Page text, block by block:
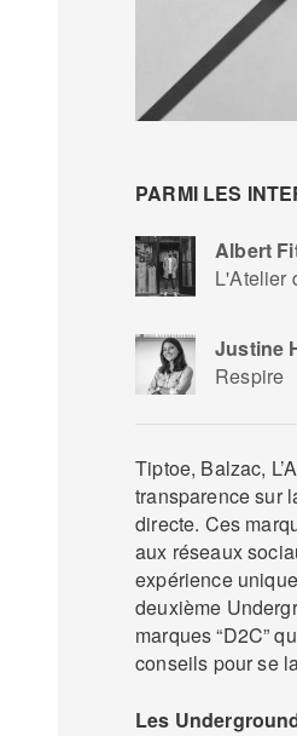
PARMI LES
Albert
L'Atelier
Justine
Respire
Tiptoe, Balzac,
transparence sur
directe. Ces
aux réseaux
expérience
deuxième
marques “D2C”
conseils pour se
Les